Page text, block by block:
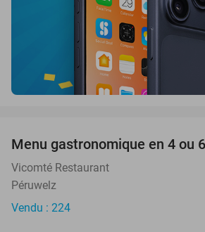
Menu gastronomique en 4 ou
Vicomté Restaurant
Péruwelz
Vendu : 224